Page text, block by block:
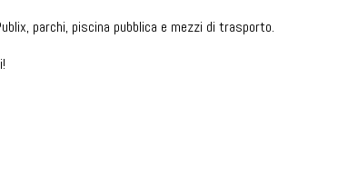
parchi, piscina pubblica e mezzi di trasporto.